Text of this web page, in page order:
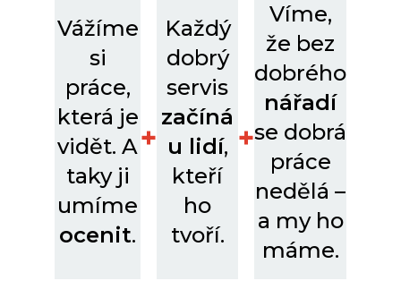
Vážíme
si
práce,
která je
vidět. A
taky ji
umíme
ocenit.
+
Každý
dobrý
servis
začíná
u lidí,
kteří
ho
tvoří.
+
Víme,
že bez
dobrého
nářadí
se dobrá
práce
nedělá –
a my ho
máme.